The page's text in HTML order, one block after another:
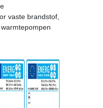
vaste brandstof,